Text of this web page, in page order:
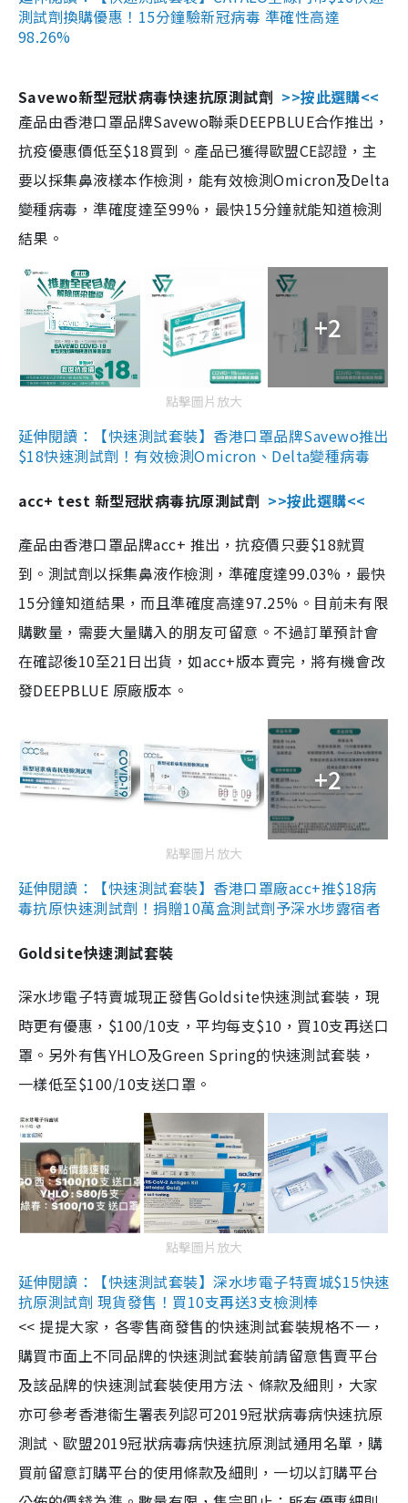
測試劑換購優惠！15分鐘驗新冠病毒 準確性高達
98.26%
Savewo新型冠狀病毒快速抗原測試劑 >>按此選購<<
產品由香港口罩品牌Savewo聯乘DEEPBLUE合作推出，
抗疫優惠價低至$18買到。產品已獲得歐盟CE認證，主
要以採集鼻液樣本作檢測，能有效檢測Omicron及Delta
變種病毒，準確度達至99%，最快15分鐘就能知道檢測
結果。
+2
點擊圖片放大
延伸閱讀：【快速測試套裝】香港口罩品牌Savewo推出
$18快速測試劑！有效檢測Omicron、Delta變種病毒
acc+ test 新型冠狀病毒抗原測試劑 >>按此選購<<
產品由香港口罩品牌acc+ 推出，抗疫價只要$18就買
到。測試劑以採集鼻液作檢測，準確度達99.03%，最快
15分鐘知道結果，而且準確度高達97.25%。目前未有限
購數量，需要大量購入的朋友可留意。不過訂單預計會
在確認後10至21日出貨，如acc+版本賣完，將有機會改
發DEEPBLUE 原廠版本。
+2
點擊圖片放大
延伸閱讀：【快速測試套裝】香港口罩廠acc+推$18病
毒抗原快速測試劑！捐贈10萬盒測試劑予深水埗露宿者
Goldsite快速測試套裝
深水埗電子特賣城現正發售Goldsite快速測試套裝，現
時更有優惠，$100/10支，平均每支$10，買10支再送口
罩。另外有售YHLO及Green Spring的快速測試套裝，
一樣低至$100/10支送口罩。
點擊圖片放大
延伸閱讀：【快速測試套裝】深水埗電子特賣城$15快速
抗原測試劑 現貨發售！買10支再送3支檢測棒
<< 提提大家，各零售商發售的快速測試套裝規格不一，
購買市面上不同品牌的快速測試套裝前請留意售賣平台
及該品牌的快速測試套裝使用方法、條款及細則，大家
亦可參考香港衞生署表列認可2019冠狀病毒病快速抗原
測試、歐盟2019冠狀病毒病快速抗原測試通用名單，購
買前留意訂購平台的使用條款及細則，一切以訂購平台